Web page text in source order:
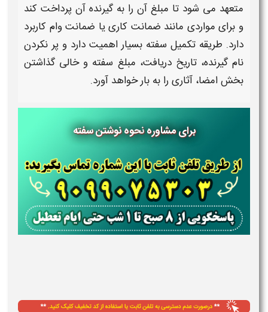
متعهد می شود تا مبلغ آن را به گیرنده آن پرداخت کند
و برای مواردی مانند ضمانت کاری یا ضمانت وام کاربرد
دارد. طریقه تکمیل سفته بسیار اهمیت دارد و پر نکردن
نام گیرنده، تاریخ دریافت، مبلغ سفته و خالی گذاشتن
بخش امضا، آثاری را به بار خواهد آورد.
برای مشاورهنحوه نوشتن سفته